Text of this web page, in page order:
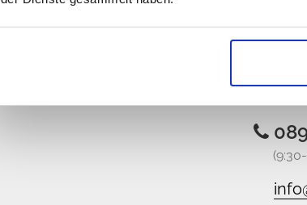
Valitettavasti emme ole